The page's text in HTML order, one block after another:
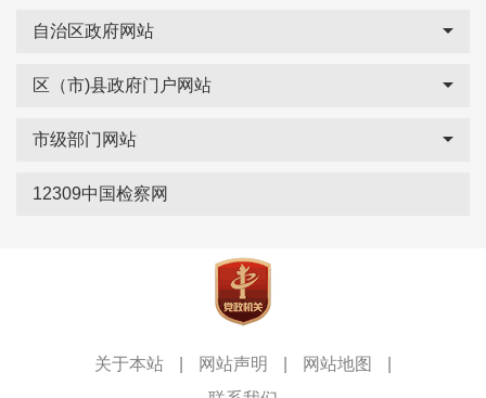
自治区政府网站
区（市)县政府门户网站
市级部门网站
12309中国检察网
关于本站 网站声明 网站地图